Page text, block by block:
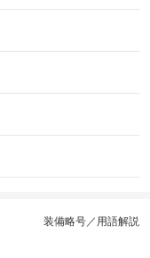
装備略号／用語解説